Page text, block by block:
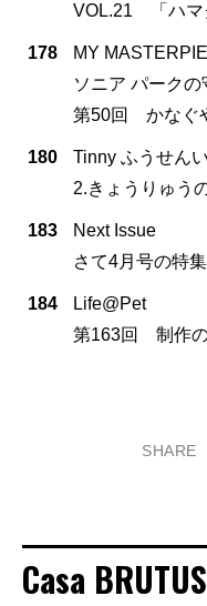
VOL.21 「ハマ
178
MY
ソニア パークの
第50回 かなぐ
180
Tinny ふうせん
2.きょうりゅう
183
Next Issue
さて4月号の特
184
Life@Pet
第163回 制作
SHARE
Casa BRUTUS